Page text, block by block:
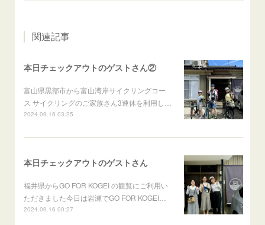
関連記事
本日チェックアウトのゲストさん②
富山県黒部市から富山湾岸サイクリングコー
ス サイクリングのご家族さん3連休を利用し…
2024.09.16 03:25
本日チェックアウトのゲストさん
福井県からGO FOR KOGEI の観覧にご利用い
ただきました今日は岩瀬でGO FOR KOGEI…
2024.09.16 00:27